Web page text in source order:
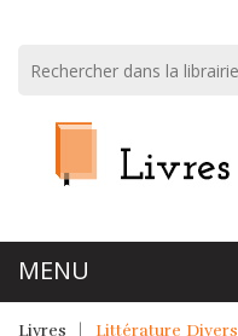
Livres Littérature Divers